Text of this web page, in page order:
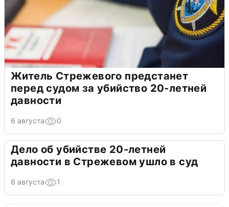
Житель Стрежевого предстанет
перед судом за убийство 20-летней
давности
6 августа 0
Дело об убийстве 20-летней
давности в Стрежевом ушло в суд
6 августа 1